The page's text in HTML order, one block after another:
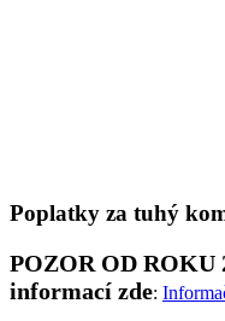
Poplatky za tuhý
POZOR OD ROKU
informací zde: